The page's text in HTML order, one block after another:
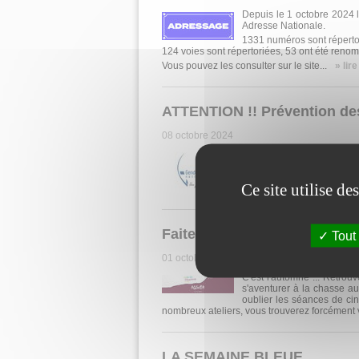
Depuis le 1 octobre 2024
Adresse Nationale.
1331 numéros sont
124 voies sont répertoriées, 53 ont été
Vous pouvez les consulter sur le site...
»
ATTENTION !! Prévention
08 octobre 2024
TOUR, LA TOUR DU PIN,
Faites le plein d'idées dans
01 octobre 2024
C'est l'automne ...
s'aventurer à la chasse
oublier les séances de
nombreux ateliers, vous trouverez forcément
Ce site utilise